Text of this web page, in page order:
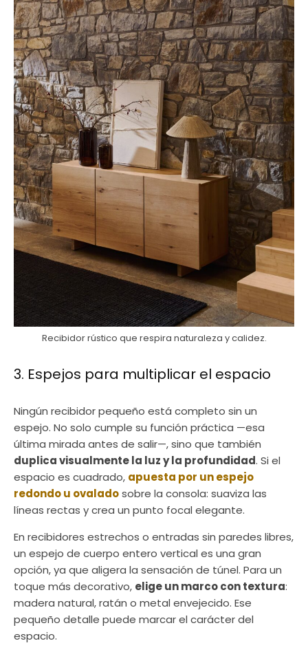
Recibidor rústico que respira naturaleza y calidez.
3. Espejos para multiplicar el espacio
Ningún recibidor pequeño está completo sin un
espejo. No solo cumple su función práctica —esa
última mirada antes de salir—, sino que también
duplica visualmente la luz y la profundidad. Si el
espacio es cuadrado, apuesta por un espejo
redondo u ovaladosobre la consola: suaviza las
líneas rectas y crea un punto focal elegante.
En recibidores estrechos o entradas sin paredes libres,
un espejo de cuerpo entero vertical es una gran
opción, ya que aligera la sensación de túnel. Para un
toque más decorativo, elige un marco con textura:
madera natural, ratán o metal envejecido. Ese
pequeño detalle puede marcar el carácter del
espacio.